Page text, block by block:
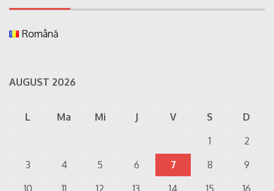
Română
AUGUST 2026
L Ma Mi J V S
D
1
2
3
4 5 6 7 8
9